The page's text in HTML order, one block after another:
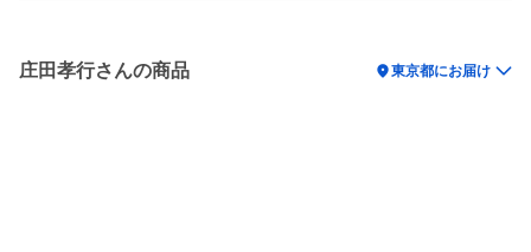
庄田孝行さんの商品 location_on東京都にお届け